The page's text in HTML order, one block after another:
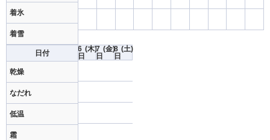
着氷
着雪
日付
乾燥
なだれ
低温
霜
6
日
(木)7
日
(金)8
日
(土)